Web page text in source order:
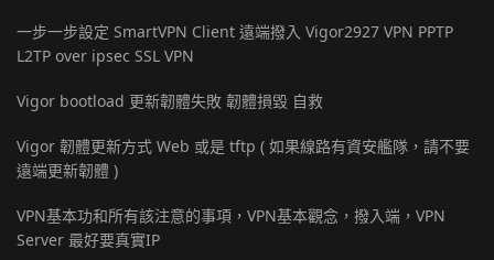
一步一步設定 SmartVPN Client 遠端撥入 Vigor2927 VPN PPTP
L2TP over ipsec SSL VPN
Vigor bootload 更新韌體失敗 韌體損毀 自救
Vigor 韌體更新方式 Web 或是 tftp ( 如果線路有資安艦隊，請不要
遠端更新韌體 )
VPN基本功和所有該注意的事項，VPN基本觀念，撥入端，VPN
Server 最好要真實IP